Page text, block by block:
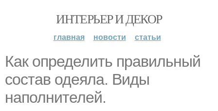
ИНТЕРЬЕР И ДЕКОР
главная новости статьи
Как определить правильный
состав одеяла. Виды
наполнителей.